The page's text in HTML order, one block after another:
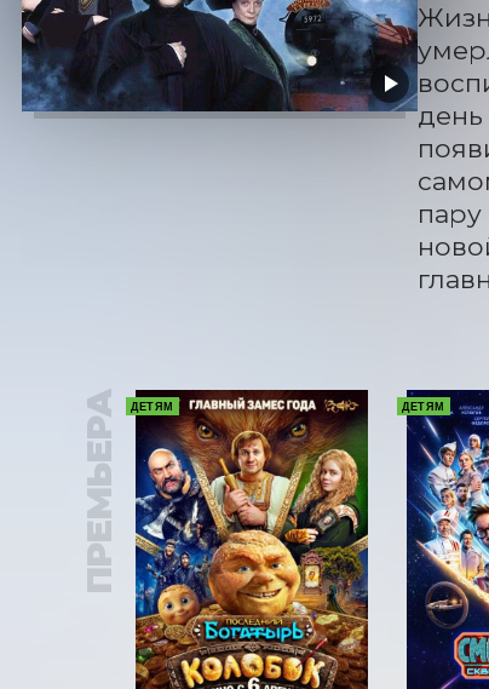
день
пару
ПРЕМЬЕРА ДЕТЯМ ДЕТЯМ